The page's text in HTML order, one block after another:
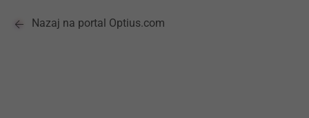
Nazaj na portal Optius.com